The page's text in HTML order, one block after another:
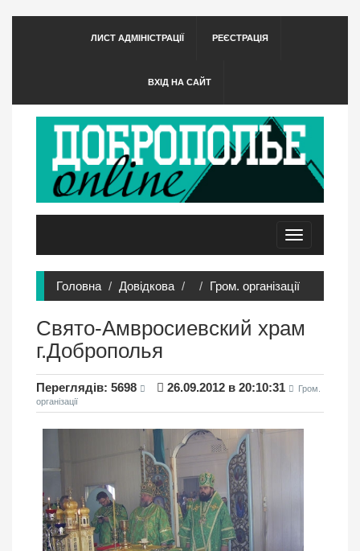
ЛИСТ АДМІНІСТРАЦІЇ РЕЄСТРАЦІЯ
ВХІД НА САЙТ
Toggle
navigation
Головна Довідкова Гром. організації
Свято-Амвросиевский храм
г.Доброполья
Переглядiв: 5698 26.09.2012 в 20:10:31
Гром.
організації